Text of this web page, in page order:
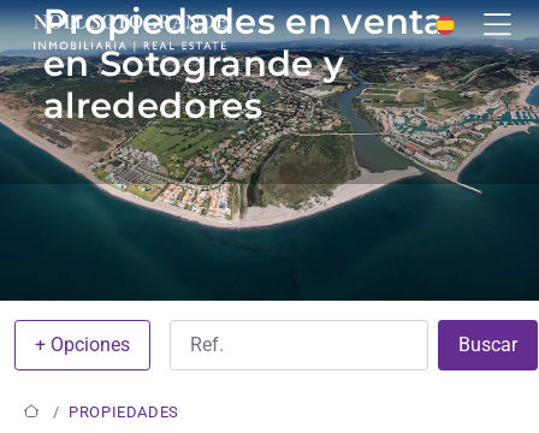
Propiedades en venta
en Sotogrande y
alrededores
+ Opciones Buscar
PROPIEDADES